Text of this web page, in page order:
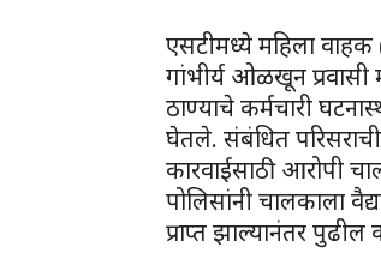
एसटीमध्ये महिला
गांभीर्य ओळखून प्रवासी
ठाण्याचे कर्मचारी
घेतले. संबंधित
कारवाईसाठी आरोपी
पोलिसांनी चालकाला
प्राप्त झाल्यानंतर